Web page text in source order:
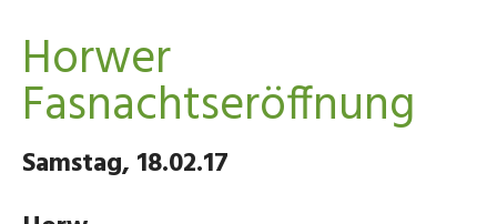
Horwer
Fasnachtseröffnung
Samstag, 18.02.17